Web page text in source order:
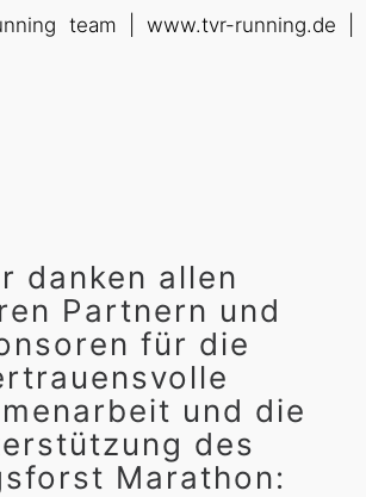
team | www.tvr-running.de |
danken allen
Partnern und
für die
und die
des
Marathon: